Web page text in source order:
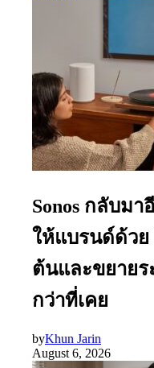
Sonos กลับม
ให้แบรนด์ด้วย
ต้นและขยายร
กว่าที่เคย
byKhun Jarin
August 6, 2026